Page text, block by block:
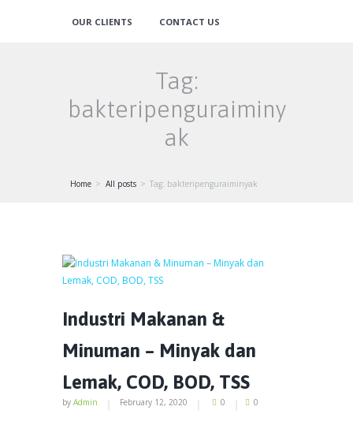
OUR CLIENTS CONTACT US
Tag:
bakteripenguraiminy
ak
Home All posts Tag: bakteripenguraiminyak
Industri Makanan &
Minuman – Minyak dan
Lemak, COD, BOD, TSS
by Admin February 12, 2020 0 0